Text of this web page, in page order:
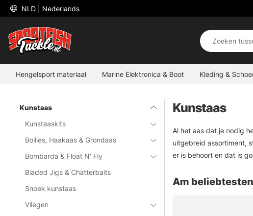
NLD | Nederlands
Hengelsport materiaal Marine Elektronica & Boot Kleding &
Kunstaas
Kunstaaskits
Boilies, Haakaas & Grondaas
Bombarda & Float N' Fly
Bladed Jigs & Chatterbaits
Snoek kunstaas
Vliegen
Kunstaas
Al het aas dat je nodig
uitgebreid assortiment,
er is behoort en dat is
Am